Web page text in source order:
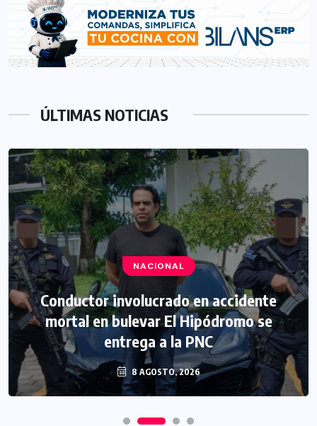
ÚLTIMAS NOTICIAS
NACIONAL
Conductor involucrado en accidente
mortal en bulevar El Hipódromo se
entrega a la PNC
8 AGOSTO, 2026